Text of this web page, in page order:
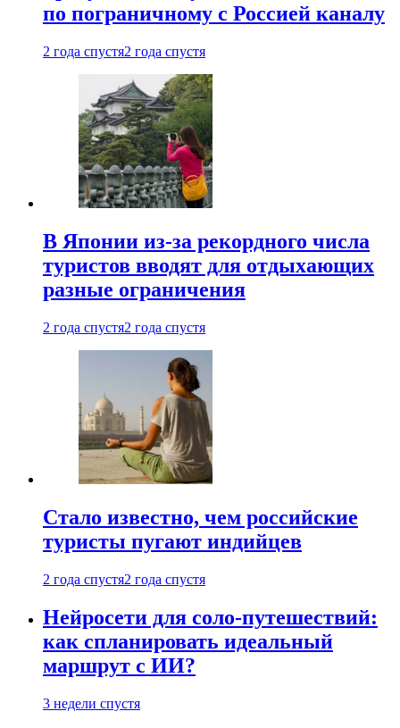
по пограничному с Россией каналу
2 года спустя2 года спустя
В Японии из-за рекордного числа
туристов вводят для отдыхающих
разные ограничения
2 года спустя2 года спустя
Стало известно, чем российские
туристы пугают индийцев
2 года спустя2 года спустя
Нейросети для соло-путешествий:
как спланировать идеальный
маршрут с ИИ?
3 недели спустя